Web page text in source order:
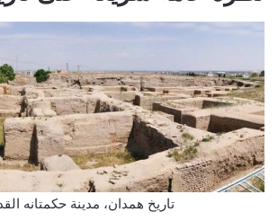
تاريخ همدان، مدينة حكمتانه